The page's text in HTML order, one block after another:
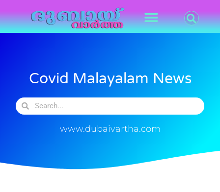
Covid Malayalam News
www.dubaivartha.com